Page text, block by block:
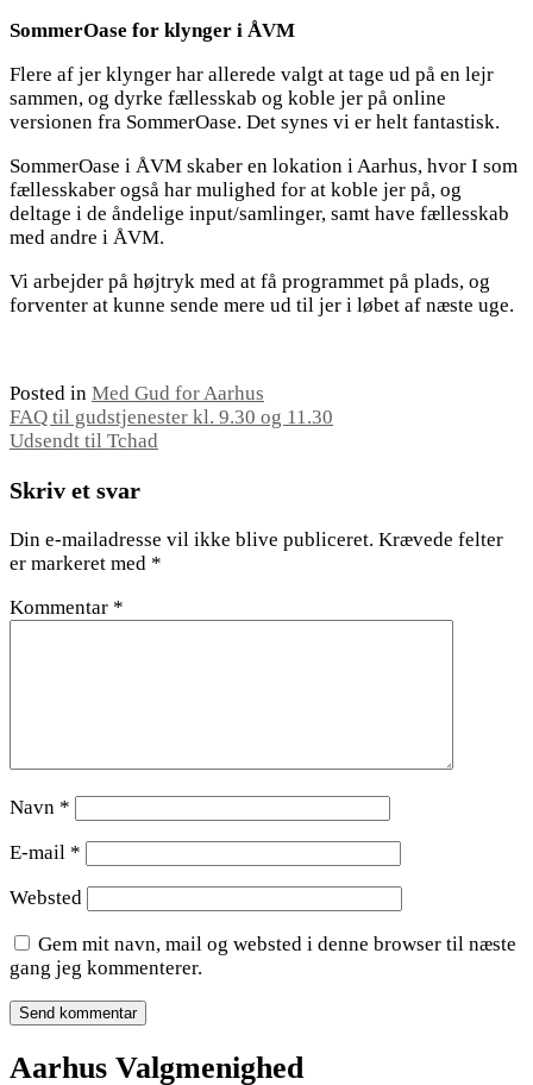
SommerOase for klynger i ÅVM
Flere af jer klynger har allerede valgt at tage ud på en lejr
sammen, og dyrke fællesskab og koble jer på online
versionen fra SommerOase. Det synes vi er helt fantastisk.
SommerOase i ÅVM skaber en lokation i Aarhus, hvor I som
fællesskaber også har mulighed for at koble jer på, og
deltage i de åndelige input/samlinger, samt have fællesskab
med andre i ÅVM.
Vi arbejder på højtryk med at få programmet på plads, og
forventer at kunne sende mere ud til jer i løbet af næste uge.
Posted in Med Gud for Aarhus
Indlægsnavigation
FAQ til gudstjenester kl. 9.30 og 11.30
Udsendt til Tchad
Skriv et svar
Din e-mailadresse vil ikke blive publiceret. Krævede felter
er markeret med *
Kommentar *
Navn *
E-mail *
Websted
Gem mit navn, mail og websted i denne browser til næste
gang jeg kommenterer.
Aarhus Valgmenighed